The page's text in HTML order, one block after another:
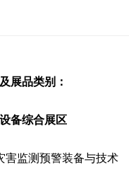
展品类别：
备综合展区
害监测预警装备与技术